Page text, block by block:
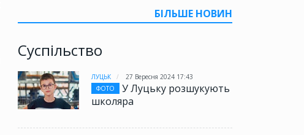
БІЛЬШЕ НОВИН
Суспільство
ЛУЦЬК
27 Вересня 2024 17:43
ФОТО
У Луцьку розшукують
школяра